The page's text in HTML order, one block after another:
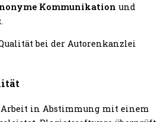
Kommunikation und
.
in Abstimmung mit einem